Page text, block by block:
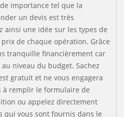
importance tel que la
un devis est très
ainsi une idée sur les types de
de chaque opération. Grâce
tranquille financièrement car
niveau du budget. Sachez
gratuit et ne vous engagera
à remplir le formulaire de
ou appelez directement
qui vous sont fournis dans le